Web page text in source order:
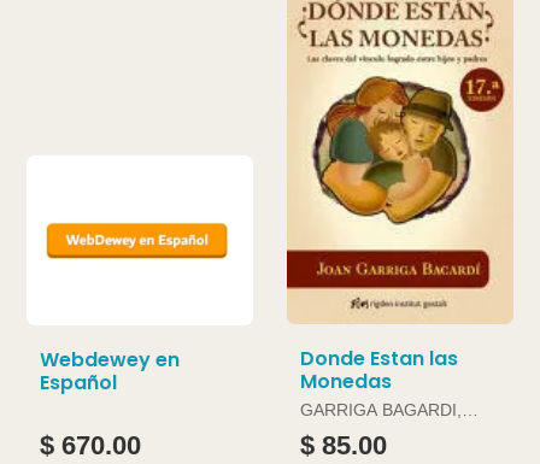
Webdewey en
Español
$ 670.00
Donde Estan las
Monedas
GARRIGA BAGARDI,
JOAN
$ 85.00